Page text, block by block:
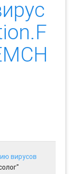
вирусов